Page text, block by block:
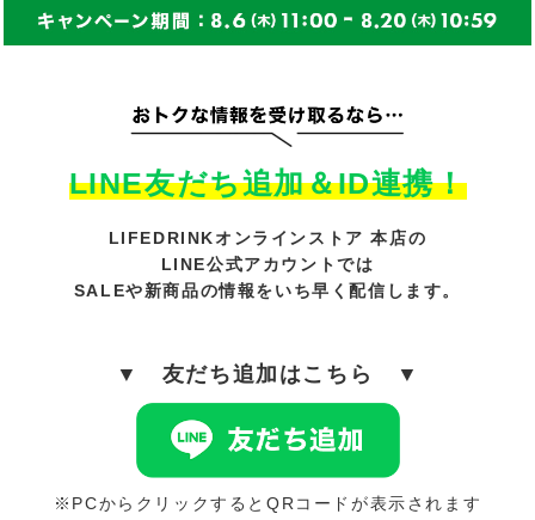
LINE友だち追加＆ID連携！
LIFEDRINKオンラインストア 本店の
LINE公式アカウントでは
SALEや新商品の情報をいち早く配信します。
▼ 友だち追加はこちら ▼
※PCからクリックするとQRコードが表示されます